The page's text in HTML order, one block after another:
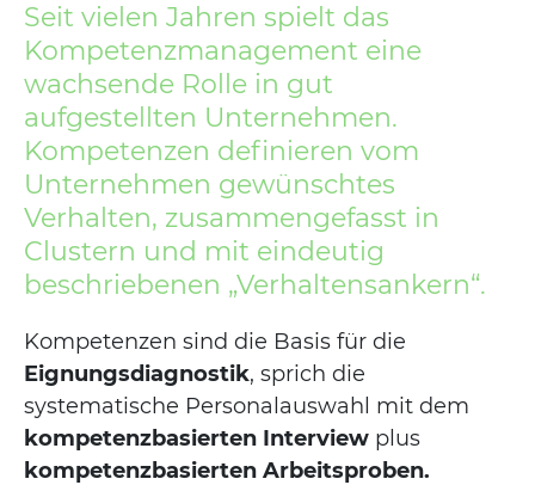
Seit vielen Jahren spielt das
Kompetenzmanagement eine
wachsende Rolle in gut
aufgestellten Unternehmen.
Kompetenzen definieren vom
Unternehmen gewünschtes
Verhalten, zusammengefasst in
Clustern und mit eindeutig
beschriebenen „Verhaltensankern“.
Kompetenzen sind die Basis für die
Eignungsdiagnostik, sprich die
systematische Personalauswahl mit dem
kompetenzbasierten Interview plus
kompetenzbasierten Arbeitsproben.